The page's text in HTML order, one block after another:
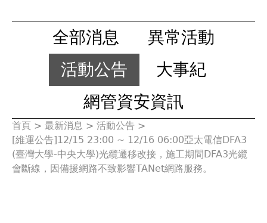
全部消息
異常活動
活動公告
大事紀
網管資安資訊
您
在
首頁 > 最新消息 > 活動公告 >
[維運公告]12/15 23:00 ~ 12/16 06:00亞太電信DFA3
(臺灣大學-中央大學)光纜遷移改接，施工期間DFA3光纜
會斷線，因備援網路不致影響TANet網路服務。